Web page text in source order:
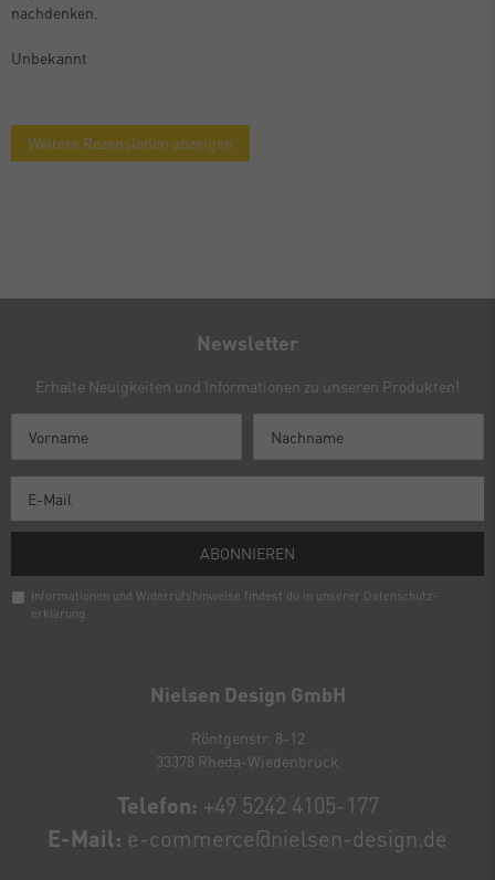
nachdenken.
Unbekannt
Weitere Rezensionen anzeigen
Nielsen Design GmbH
Röntgenstr. 8-12
33378 Rheda-Wiedenbrück
Telefon: +49 5242 4105-177
E-Mail: e-commerce@nielsen-design.de
Newsletter
Erhalte Neuigkeiten und Informationen zu unseren Produkten!
ABONNIEREN
Informationen und Widerrufshinweise findest du in unserer Daten­schutz­
erklärung